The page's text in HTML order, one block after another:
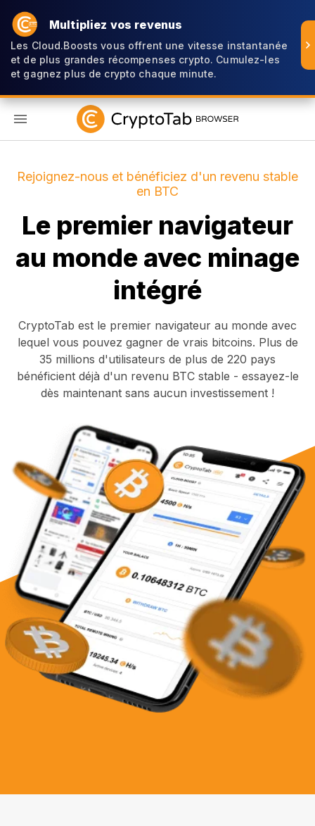
Multipliez vos revenus
Les Cloud.Boosts vous offrent une vitesse instantanée
et de plus grandes récompenses crypto. Cumulez-les
et gagnez plus de crypto chaque minute.
Rejoignez-nous et bénéficiez d'un revenu stable
en BTC
Le premier navigateur
au monde avec minage
intégré
CryptoTab est le premier navigateur au monde avec
lequel vous pouvez gagner de vrais bitcoins. Plus de
35 millions d'utilisateurs de plus de 220 pays
bénéficient déjà d'un revenu BTC stable - essayez-le
dès maintenant sans aucun investissement !